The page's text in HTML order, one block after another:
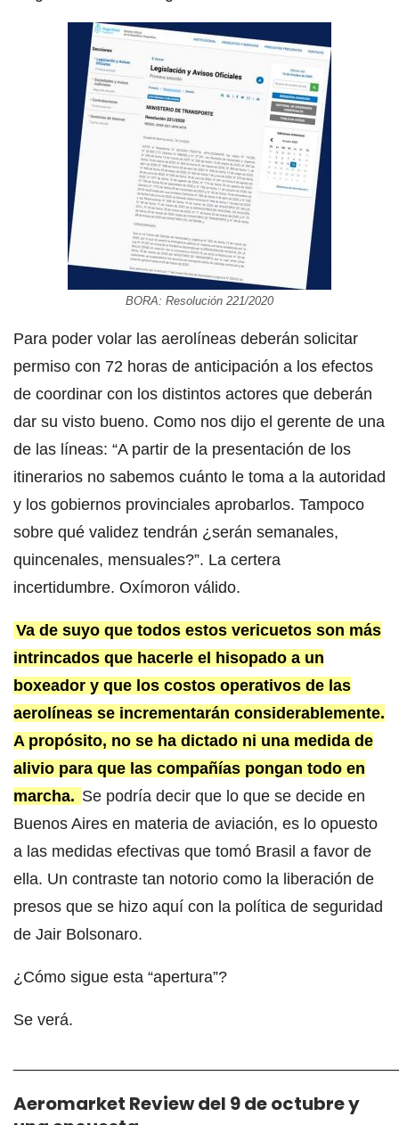
BORA: Resolución 221/2020
Para poder volar las aerolíneas deberán solicitar
permiso con 72 horas de anticipación a los efectos
de coordinar con los distintos actores que deberán
dar su visto bueno. Como nos dijo el gerente de una
de las líneas: “A partir de la presentación de los
itinerarios no sabemos cuánto le toma a la autoridad
y los gobiernos provinciales aprobarlos. Tampoco
sobre qué validez tendrán ¿serán semanales,
quincenales, mensuales?”. La certera
incertidumbre. Oxímoron válido.
Va de suyo que todos estos vericuetos son más
intrincados que hacerle el hisopado a un
boxeador y que los costos operativos de las
aerolíneas se incrementarán considerablemente.
A propósito, no se ha dictado ni una medida de
alivio para que las compañías pongan todo en
marcha. Se podría decir que lo que se decide en
Buenos Aires en materia de aviación, es lo opuesto
a las medidas efectivas que tomó Brasil a favor de
ella. Un contraste tan notorio como la liberación de
presos que se hizo aquí con la política de seguridad
de Jair Bolsonaro.
¿Cómo sigue esta “apertura”?
Se verá.
Aeromarket Review del 9 de octubre y